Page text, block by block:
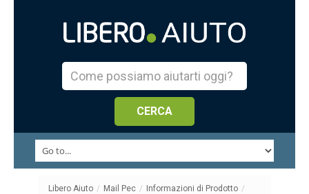
Libero Aiuto / Mail Pec / Informazioni di Prodotto /